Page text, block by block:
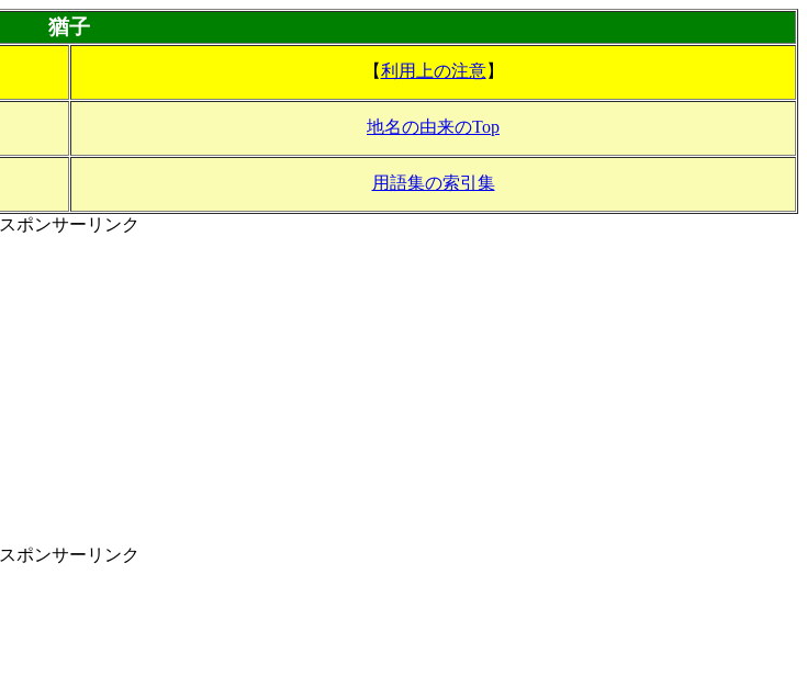
猶子
【利用上の注意】
地名の由来のTop
用語集の索引集
スポンサーリンク
スポンサーリンク